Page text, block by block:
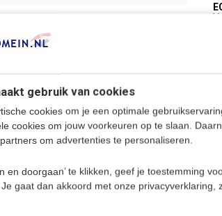
gebruik van cookies
cookies om je een optimale
cookies om jouw voorkeuren op te slaan.
om advertenties te personaliseren.
en doorgaan’ te klikken, geef je toestemming
gaat dan akkoord met onze privacyverklaring,